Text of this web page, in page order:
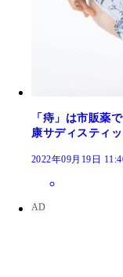
「痔」は市販薬
康サディスティ
2022年09月19日